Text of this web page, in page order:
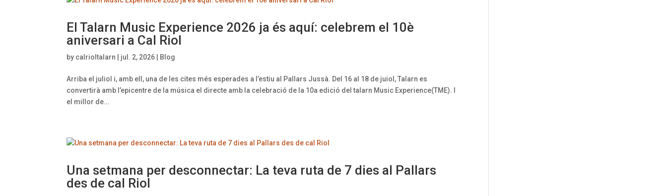
El Talarn Music Experience 2026 ja és aquí: celebrem el 10è
aniversari a Cal Riol
by calrioltalarn jul. 2, 2026 Blog
Arriba el juliol i, amb ell, una de les cites més esperades a l’estiu al Pallars Jussà. Del 16 al 18 de juiol, Talarn es
convertirà amb l’epicentre de la música el directe amb la celebració de la 10a edició del talarn Music Experience(TME). I
el millor de...
Una setmana per desconnectar: La teva ruta de 7 dies al Pallars
des de cal Riol